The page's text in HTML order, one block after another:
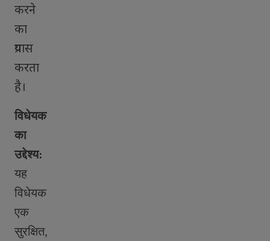
करने
का
प्रयास
करता
है।
विधेयक
का
उद्देश्य:
यह
विधेयक
एक
सुरक्षित,